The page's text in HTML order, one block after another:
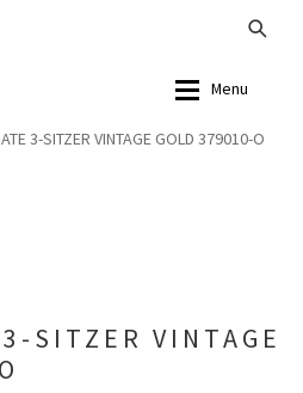
Menu
3-SITZER VINTAGE GOLD 379010-O
SITZER VINTAGE